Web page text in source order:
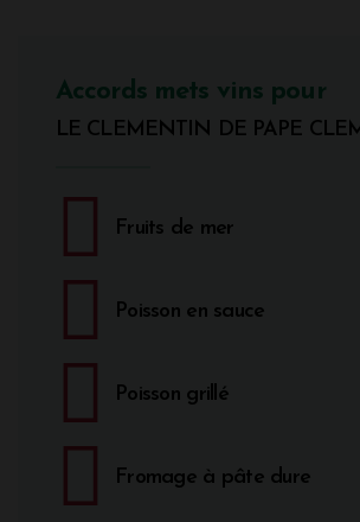
Accords mets vins pour
LE CLEMENTIN DE PAPE
Fruits de mer
Poisson en sauce
Poisson grillé
Fromage à pâte dure